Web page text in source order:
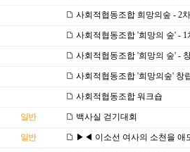
사회적협동조합 희망의숲 - 2
사회적협동조합 '희망의 숲' - 1
사회적협동조합 '희망의 숲' -
사회적협동조합 '희망의숲' 창
사회적협동조합 워크숍
일반 백사실 걷기대회
일반 ▶◀ 이소선 여사의 소천을 애